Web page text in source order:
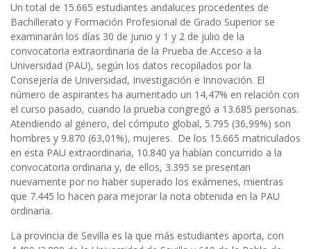
Un total de 15.665 estudiantes andaluces procedentes de
Bachillerato y Formación Profesional de Grado Superior se
examinarán los días 30 de junio y 1 y 2 de julio de la
convocatoria extraordinaria de la Prueba de Acceso a la
Universidad (PAU), según los datos recopilados por la
Consejería de Universidad, Investigación e Innovación. El
número de aspirantes ha aumentado un 14,47% en relación con
el curso pasado, cuando la prueba congregó a 13.685 personas.
Atendiendo al género, del cómputo global, 5.795 (36,99%) son
hombres y 9.870 (63,01%), mujeres. De los 15.665 matriculados
en esta PAU extraordinaria, 10.840 ya habían concurrido a la
convocatoria ordinaria y, de ellos, 3.395 se presentan
nuevamente por no haber superado los exámenes, mientras
que 7.445 lo hacen para mejorar la nota obtenida en la PAU
ordinaria.
La provincia de Sevilla es la que más estudiantes aporta, con